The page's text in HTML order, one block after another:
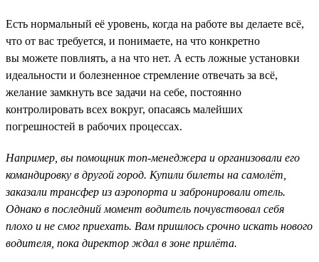
Есть нормальный её уровень, когда на работе вы делаете всё,
что от вас требуется, и понимаете, на что конкретно
вы можете повлиять, а на что нет. А есть ложные установки
идеальности и болезненное стремление отвечать за всё,
желание замкнуть все задачи на себе, постоянно
контролировать всех вокруг, опасаясь малейших
погрешностей в рабочих процессах.
Например, вы помощник топ-менеджера и организовали его
командировку в другой город. Купили билеты на самолёт,
заказали трансфер из аэропорта и забронировали отель.
Однако в последний момент водитель почувствовал себя
плохо и не смог приехать. Вам пришлось срочно искать нового
водителя, пока директор ждал в зоне прилёта.